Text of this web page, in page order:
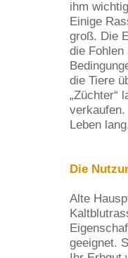
ihm
Einige
groß. Die
die
die Tiere
„Züchter“
verkaufen.
Leben
Die
Alte
geeignet.